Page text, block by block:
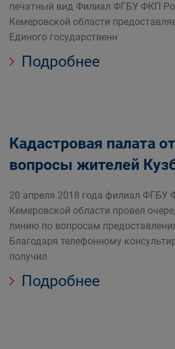
печатный вид Филиал ФГБУ ФКП
Кемеровской области
Единого государственн
Подробнее
Кадастровая палата
вопросы жителей
20 апреля 2018 года филиал ФГБУ
Кемеровской области провел
линию по вопросам
Благодаря телефонному
получил
Подробнее